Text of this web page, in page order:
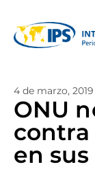
4 de marzo, 2019
ONU
contra
en